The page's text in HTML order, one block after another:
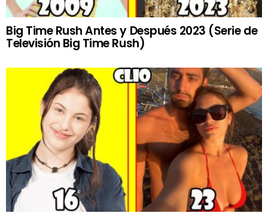
Big Time Rush Antes y Después 2023 (Serie de
Televisión Big Time Rush)